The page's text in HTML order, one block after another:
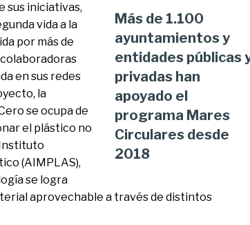
Más de 1.100
ayuntamientos y
entidades públicas
privadas han
apoyado el
programa Mares
Circulares desde
2018
sus iniciativas,
vida a la
por más de
en sus redes
la
se ocupa de
el plástico no
(AIMPLAS),
se logra
aprovechable a través de distintos